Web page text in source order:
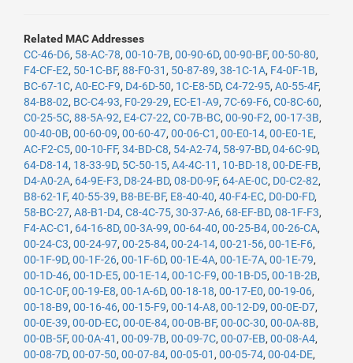
Related MAC Addresses
CC-46-D6, 58-AC-78, 00-10-7B, 00-90-6D, 00-90-BF, 00-50-80,
F4-CF-E2, 50-1C-BF, 88-F0-31 , 50-87-89, 38-1C-1A, F4-0F-1B,
BC-67-1C, A0-EC-F9, D4-6D-50, 1C-E8-5D, C4-72-95, A0-55-4F,
84-B8-02, BC-C4-93, F0-29-29, EC-E1-A9, 7C-69-F6, C0-8C-60,
C0-25-5C, 88-5A-92, E4-C7-22, C0-7B-BC, 00-90-F2, 00-17-3B,
00-40-0B, 00-60-09, 00-60-47, 00-06-C1 , 00-E0-14, 00-E0-1E,
AC-F2-C5, 00-10-FF, 34-BD-C8, 54-A2-74, 58-97-BD, 04-6C-9D,
64-D8-14, 18-33-9D, 5C-50-15, A4-4C-11 , 10-BD-18, 00-DE-FB,
D4-A0-2A, 64-9E-F3, D8-24-BD, 08-D0-9F, 64-AE-0C, D0-C2-82,
B8-62-1F, 40-55-39, B8-BE-BF, E8-40-40, 40-F4-EC, D0-D0-FD,
58-BC-27, A8-B1-D4, C8-4C-75, 30-37-A6, 68-EF-BD, 08-1F-F3,
F4-AC-C1 , 64-16-8D, 00-3A-99, 00-64-40, 00-25-B4, 00-26-CA,
00-24-C3, 00-24-97, 00-25-84, 00-24-14, 00-21-56, 00-1E-F6,
00-1F-9D, 00-1F-26, 00-1F-6D, 00-1E-4A, 00-1E-7A, 00-1E-79,
00-1D-46, 00-1D-E5, 00-1E-14, 00-1C-F9, 00-1B-D5, 00-1B-2B,
00-1C-0F, 00-19-E8, 00-1A-6D, 00-18-18, 00-17-E0, 00-19-06,
00-18-B9, 00-16-46, 00-15-F9, 00-14-A8, 00-12-D9, 00-0E-D7,
00-0E-39, 00-0D-EC, 00-0E-84, 00-0B-BF, 00-0C-30, 00-0A-8B,
00-0B-5F, 00-0A-41 , 00-09-7B, 00-09-7C, 00-07-EB, 00-08-A4,
00-08-7D, 00-07-50, 00-07-84, 00-05-01 , 00-05-74, 00-04-DE,